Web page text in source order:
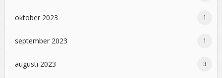
oktober 2023 1
september 2023 1
augusti 2023 3